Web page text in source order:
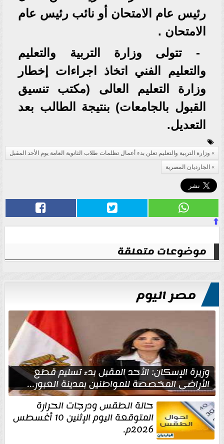
رئيس عام الامتحان أو نائب رئيس عام
الامتحان .
- تتولى وزارة التربية والتعليم
والتعليم الفني اتخاذ اجراءات إخطار
وزارة التعليم العالى (مكتب تنسيق
القبول بالجامعات) بنتيجة الطالب بعد
التعديل.
وزارة التربية والتعليم تعلن بدء أعمال تظلمات طلاب الثانوية العامة يوم الأحد المقبل
الجارديان المصرية
⇧
موضوعات متعلقة
مصر اليوم
وزيرة الإسكان: الأحد المقبل بدء تسليم قطع
الأراضي المخصصة للمواطنين بمدينة العبور...
حالة الطقس ودرجات الحرارة
المتوقعة اليوم الإثنين 10 أغسطس
2026م.